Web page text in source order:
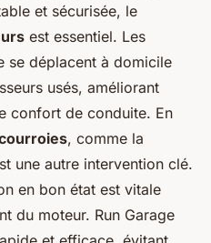
et sécurisée, le
est essentiel. Les
se déplacent à domicile
usés, améliorant
confort de conduite. En
, comme la
une autre intervention clé.
en bon état est vitale
du moteur. Run Garage